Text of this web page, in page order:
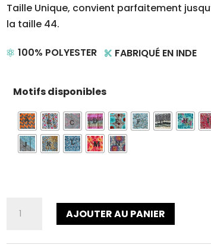
Taille Unique, convient parfaitement
la taille 44.
 100% POLYESTER  FABRIQUÉ EN INDE
Motifs disponibles
AJOUTER AU PANIER